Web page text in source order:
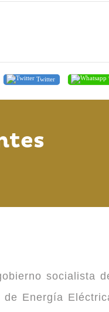
Twitter
socialista
Energía